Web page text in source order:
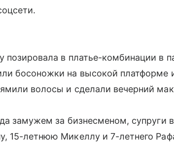
позировала в платье-комбинации в
босоножки на высокой платформе
волосы и сделали вечерний
замужем за бизнесменом, супруги
15-летнюю Микеллу и 7-летнего